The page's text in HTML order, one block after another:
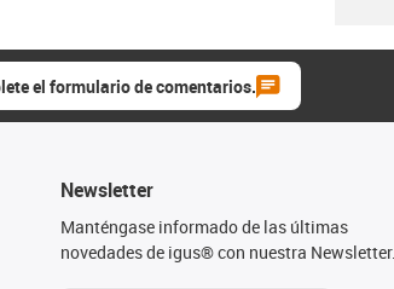
el formulario de comentarios.
Newsletter
Manténgase informado de las últimas
novedades de igus® con nuestra Newsletter.